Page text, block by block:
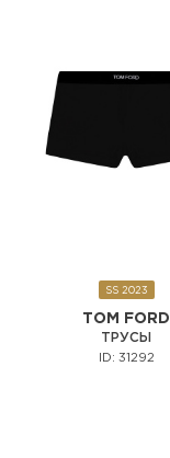
SS 2023
TOM FORD
ТРУСЫ
ID: 31292